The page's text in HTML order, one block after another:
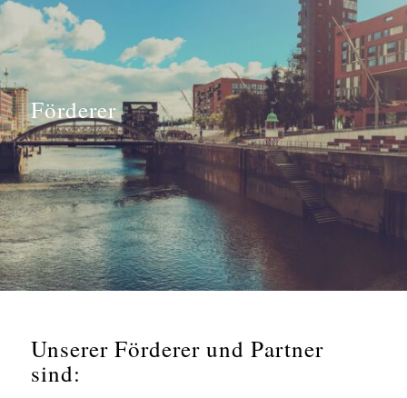
Förderer
Unserer Förderer und Partner
sind: